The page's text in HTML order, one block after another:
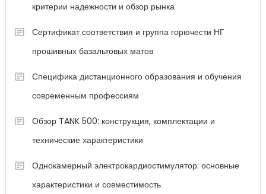
критерии надежности и обзор рынка
Сертификат соответствия и группа горючести НГ
прошивных базальтовых матов
Специфика дистанционного образования и обучения
современным профессиям
Обзор TANK 500: конструкция, комплектации и
технические характеристики
Однокамерный электрокардиостимулятор: основные
характеристики и совместимость